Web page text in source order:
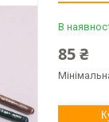
В
85 ₴